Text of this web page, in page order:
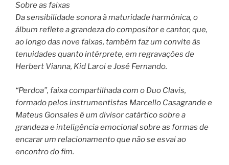
Sobre as faixas
Da sensibilidade sonora à maturidade harmônica, o
álbum reflete a grandeza do compositor e cantor, que,
ao longo das nove faixas, também faz um convite às
tenuidades quanto intérprete, em regravações de
Herbert Vianna, Kid Laroi e José Fernando.
“Perdoa”, faixa compartilhada com o Duo Clavis,
formado pelos instrumentistas Marcello Casagrande e
Mateus Gonsales é um divisor catártico sobre a
grandeza e inteligência emocional sobre as formas de
encarar um relacionamento que não se esvai ao
encontro do fim.